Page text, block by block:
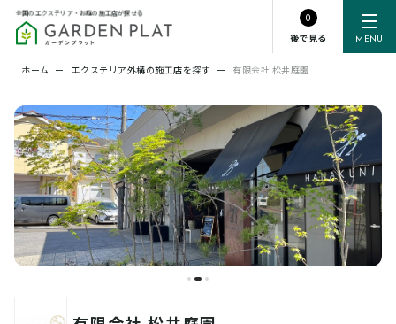
MENU
全国のエクステリア・お庭の施工店が探せる
0
後で見る
ホーム ー エクステリア外構の施工店を探す ー 有限会社 松井庭園